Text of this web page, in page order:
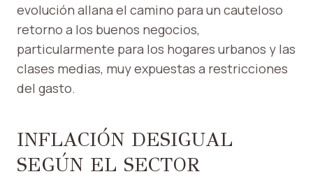
evolución allana el camino para un cauteloso
retorno a los buenos negocios,
particularmente para los hogares urbanos y las
clases medias, muy expuestas a restricciones
del gasto.
INFLACIÓN DESIGUAL
SEGÚN EL SECTOR